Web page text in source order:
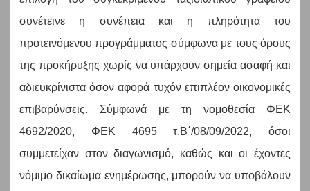
συνέτεινε η συνέπεια και η πληρότητα του
προτεινόμενου προγράμματος σύμφωνα με τους όρους
της προκήρυξης χωρίς να υπάρχουν σημεία ασαφή και
αδιευκρίνιστα όσον αφορά τυχόν επιπλέον οικονομικές
επιβαρύνσεις. Σύμφωνά με τη νομοθεσία ΦΕΚ
4692/2020, ΦΕΚ 4695 τ.Β΄/08/09/2022, όσοι
συμμετείχαν στον διαγωνισμό, καθώς και οι έχοντες
νόμιμο δικαίωμα ενημέρωσης, μπορούν να υποβάλουν